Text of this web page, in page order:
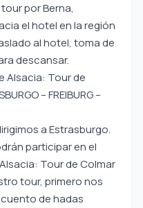
por Berna,
el hotel en la región
al hotel, toma de
descansar.
Alsacia: Tour de
– FREIBURG –
a Estrasburgo.
participar en el
Tour de Colmar
tour, primero nos
de hadas